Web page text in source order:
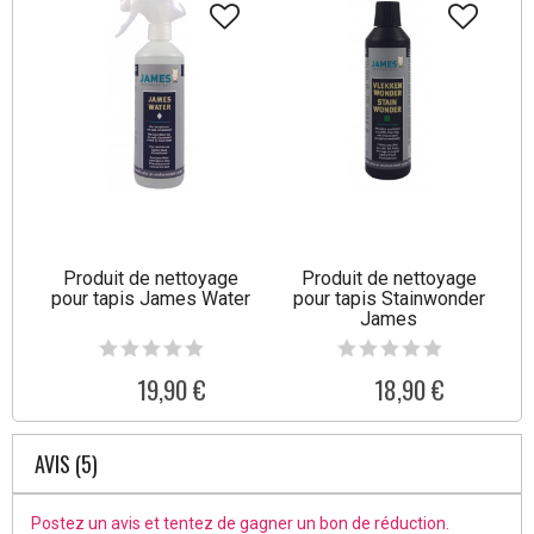
Produit de nettoyage
pour tapis James Water
19,90 €
Produit de nettoyage
pour tapis Stainwonder
James
18,90 €
AVIS (5)
Postez un avis et tentez de gagner un bon de réduction.